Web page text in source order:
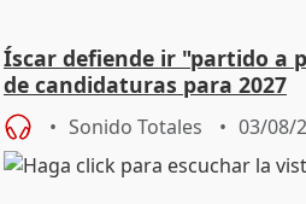
Íscar defiende ir "partido a
de candidaturas para 2027
Sonido Totales 03/08/